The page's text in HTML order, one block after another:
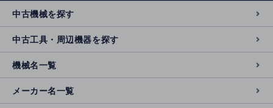
中古機械を探す
中古工具・周辺機器を探す
機械名一覧
メーカー名一覧